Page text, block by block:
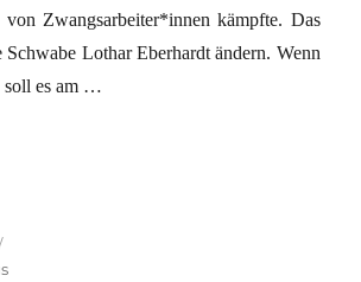
von Zwangsarbeiter*innen kämpfte. Das
Lothar Eberhardt ändern. Wenn
soll es am …